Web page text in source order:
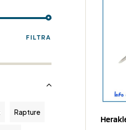
FILTRA
Rapture